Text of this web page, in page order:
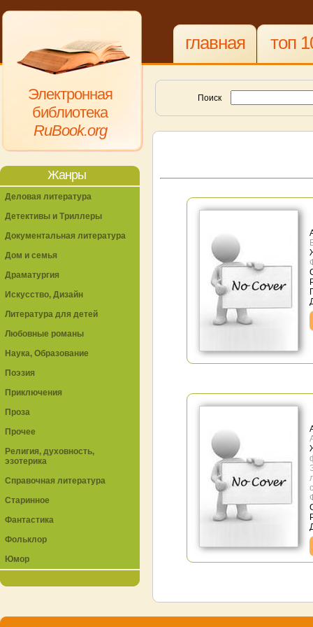
Электронная
библиотека
RuBook.org
главная топ
Поиск
Жанры
Деловая литература
Детективы и Триллеры
Документальная литература
Дом и семья
Драматургия
Искусство, Дизайн
Литература для детей
Любовные романы
Наука, Образование
Поэзия
Приключения
Проза
Прочее
Религия, духовность,
эзотерика
Справочная литература
Старинное
Фантастика
Фольклор
Юмор